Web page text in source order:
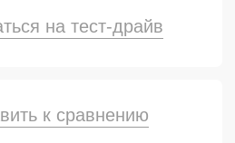
к сравнению
на тест-драйв